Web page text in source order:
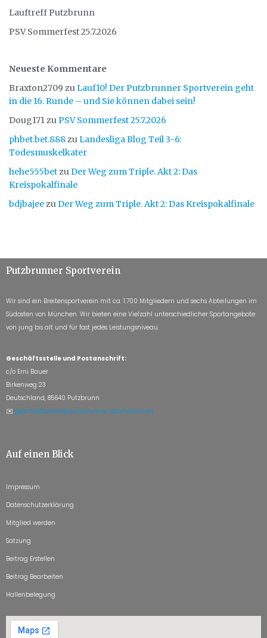
Lauftreff Putzbrunn
PSV Sommerfest 25.7.2026
Neueste Kommentare
Braxton2709 zuLauf10! Der Putzbrunner Sportverein geht
in die 16. Runde – und Sie können dabei sein!
Doug171zuPSV Sommerfest 25.7.2026
phbet.bet.888zuLandesliga Blog Teil 3-6:
Todesmuskelkater
hehe555betzuDer Weg zum Triple. Akt 2: Das
Kreispokalfinale
bdjbajeezuDer Weg zum Triple. Akt 2: Das Kreispokalfinale
Putzbrunner Sportverein
Wir sind ein Breitensportverein mit ca. 1.700 Mitgliedern und sechs Abteilungen im
Südosten von München. Wir bieten eine Vielzahl unterschiedlicher Sportangebote
von jung bis alt und für fast jedes Leistungsniveau.
Geschäftsstelle und Postanschrift:
c/o Erni Bauer
Birkenweg 23
Deutschland, 85640 Putzbrunn
✉️ geschaeftsstelle@putzbrunner-sportverein.de
Auf einen Blick
Impressum
Datenschutzerklärung
Mitglied werden
Satzung
Beitrag Erstellen
Beitrag Bearbeiten
Hallenbelegung